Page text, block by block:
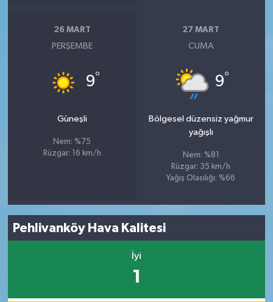
26 MART
PERŞEMBE
9°
Güneşli
Nem: %75
Rüzgar: 16 km/h
27 MART
CUMA
9°
Bölgesel düzensiz yağmur
yağışlı
Nem: %81
Rüzgar: 35 km/h
Yağış Olasılığı: %66
Pehlivanköy Hava Kalitesi
İyi
1